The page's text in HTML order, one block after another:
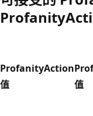
ProfanityAction
值
值